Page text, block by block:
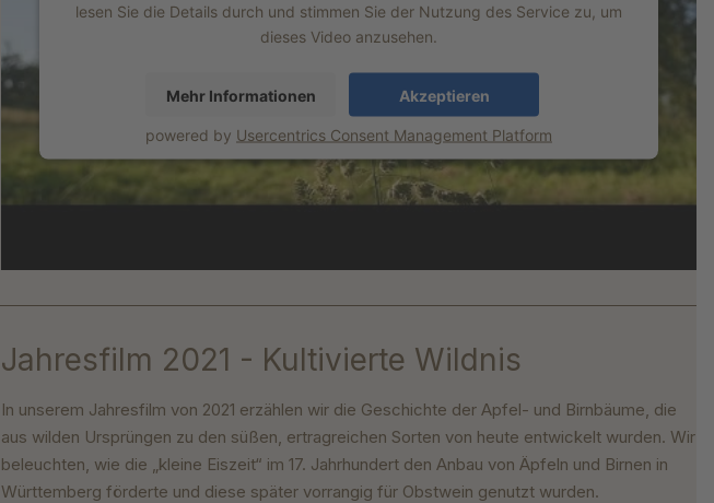
lesen Sie die Details durch und stimmen Sie der Nutzung des Service zu, um
dieses Video anzusehen.
Mehr Informationen Akzeptieren
powered by Usercentrics Consent Management Platform
Jahresfilm 2021 - Kultivierte Wildnis
In unserem Jahresfilm von 2021 erzählen wir die Geschichte der Apfel- und Birnbäume, die
aus wilden Ursprüngen zu den süßen, ertragreichen Sorten von heute entwickelt wurden. Wir
beleuchten, wie die „kleine Eiszeit“ im 17. Jahrhundert den Anbau von Äpfeln und Birnen in
Württemberg förderte und diese später vorrangig für Obstwein genutzt wurden.